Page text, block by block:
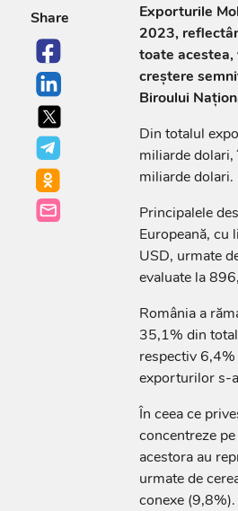
Share
Exporturile
2023,
toate
creștere
Biroului
Din totalul
miliarde
miliarde dolari.
Principalele
Europeană, cu
USD, urmate
evaluate la
România a
35,1% din
respectiv
exporturilor s-
În ceea ce
concentreze
acestora au
urmate de
conexe (9,8%).